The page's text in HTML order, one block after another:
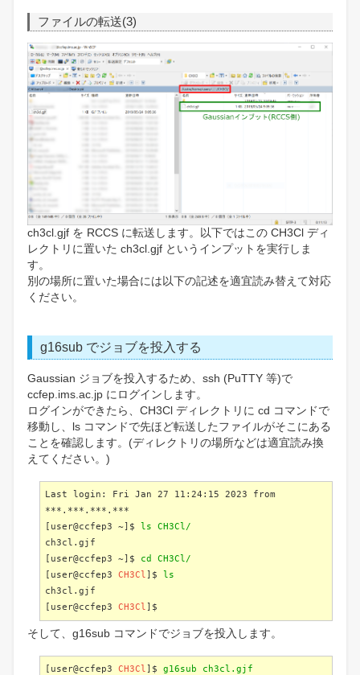
ファイルの転送(3)
ch3cl.gjf を RCCS に転送します。以下ではこの CH3Cl ディ
レクトリに置いた ch3cl.gjf というインプットを実行しま
す。
別の場所に置いた場合には以下の記述を適宜読み替えて対応
ください。
g16sub でジョブを投入する
Gaussian ジョブを投入するため、ssh (PuTTY 等)で
ccfep.ims.ac.jp にログインします。
ログインができたら、CH3Cl ディレクトリに cd コマンドで
移動し、ls コマンドで先ほど転送したファイルがそこにある
ことを確認します。(ディレクトリの場所などは適宜読み換
えてください。)
Last login: Fri Jan 27 11:24:15 2023 from
***.***.***.***
[user@ccfep3 ~]$ ls CH3Cl/
ch3cl.gjf
[user@ccfep3 ~]$ cd CH3Cl/
[user@ccfep3 CH3Cl ]$ ls
ch3cl.gjf
[user@ccfep3 CH3Cl ]$
そして、g16sub コマンドでジョブを投入します。
[user@ccfep3 CH3Cl ]$ g16sub ch3cl.gjf